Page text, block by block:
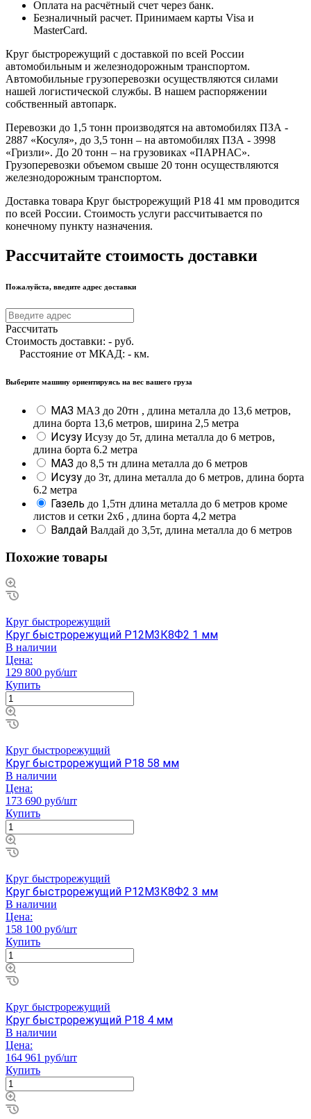
Оплата на расчётный счет через банк.
Безналичный расчет. Принимаем карты Visa и
MasterCard.
Круг быстрорежущий с доставкой по всей России
автомобильным и железнодорожным транспортом.
Автомобильные грузоперевозки осуществляются силами
нашей логистической службы. В нашем распоряжении
собственный автопарк.
Перевозки до 1,5 тонн производятся на автомобилях ПЗА -
2887 «Косуля», до 3,5 тонн – на автомобилях ПЗА - 3998
«Гризли». До 20 тонн – на грузовиках «ПАРНАС».
Грузоперевозки объемом свыше 20 тонн осуществляются
железнодорожным транспортом.
Доставка товара Круг быстрорежущий Р18 41 мм проводится
по всей России. Стоимость услуги рассчитывается по
конечному пункту назначения.
Рассчитайте стоимость доставки
Пожалуйста, введите адрес доставки
Рассчитать
Стоимость доставки: - руб.
Расстояние от МКАД: - км.
Выберите машину ориентируясь на вес вашего груза
МАЗ МАЗ до 20тн , длина металла до 13,6 метров,
длина борта 13,6 метров, ширина 2,5 метра
Исузу Исузу до 5т, длина металла до 6 метров,
длина борта 6.2 метра
МАЗ до 8,5 тн длина металла до 6 метров
Исузу до 3т, длина металла до 6 метров, длина борта
6.2 метра
Газель до 1,5тн длина металла до 6 метров кроме
листов и сетки 2х6 , длина борта 4,2 метра
Валдай Валдай до 3,5т, длина металла до 6 метров
Похожие товары
Круг быстрорежущий
Круг быстрорежущий Р12М3К8Ф2 1 мм
В наличии
Цена:
129 800 руб/шт
Купить
Круг быстрорежущий
Круг быстрорежущий Р18 58 мм
В наличии
Цена:
173 690 руб/шт
Купить
Круг быстрорежущий
Круг быстрорежущий Р12М3К8Ф2 3 мм
В наличии
Цена:
158 100 руб/шт
Купить
Круг быстрорежущий
Круг быстрорежущий Р18 4 мм
В наличии
Цена:
164 961 руб/шт
Купить